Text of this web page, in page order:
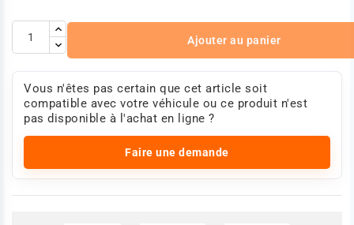
Ajouter au panier
Vous n'êtes pas certain que cet article soit
compatible avec votre véhicule ou ce produit n'est
pas disponible à l'achat en ligne ?
Faire une demande